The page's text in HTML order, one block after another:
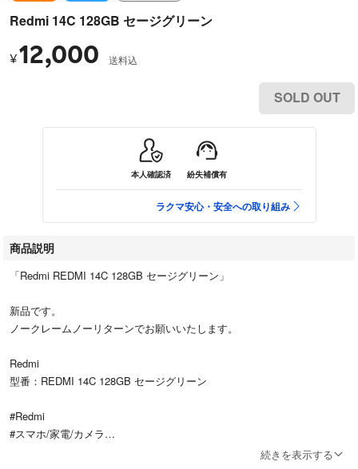
Redmi 14C 128GB セージグリーン
¥12,000 送料込
SOLD OUT
本人確認済 紛失補償有
ラクマ安心・安全への取り組み
商品説明
「Redmi REDMI 14C 128GB セージグリーン」
新品です。
ノークレームノーリターンでお願いいたします。
Redmi
型番：REDMI 14C 128GB セージグリーン
#Redmi
#スマホ/家電/カメラ
続きを表示する